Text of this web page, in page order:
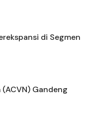
di Segmen
Gandeng